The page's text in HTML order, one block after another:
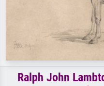
Ralph John